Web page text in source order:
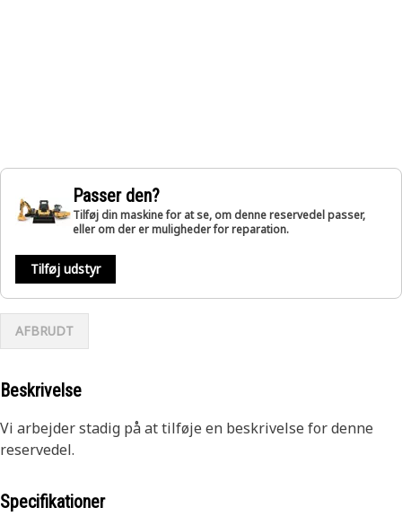
Passer den?
Tilføj din maskine for at se, om denne reservedel passer,
eller om der er muligheder for reparation.
Tilføj udstyr
AFBRUDT
Beskrivelse
Vi arbejder stadig på at tilføje en beskrivelse for denne
reservedel.
Specifikationer